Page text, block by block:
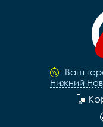
Ваш
Нижний